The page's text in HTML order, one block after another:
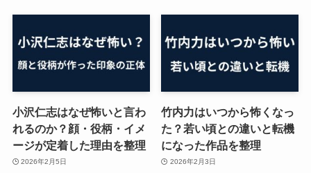
小沢仁志はなぜ怖いと言わ
れるのか？顔・役柄・イメ
ージが定着した理由を整理
2026年2月5日
竹内力はいつから怖くなっ
た？若い頃との違いと転機
になった作品を整理
2026年2月3日